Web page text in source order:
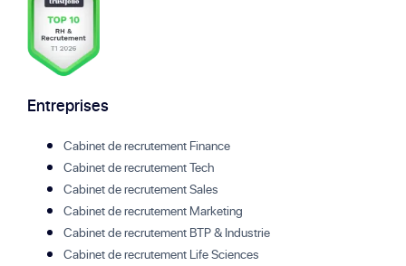
Entreprises
Cabinet de recrutement Finance
Cabinet de recrutement Tech
Cabinet de recrutement Sales
Cabinet de recrutement Marketing
Cabinet de recrutement BTP & Industrie
Cabinet de recrutement Life Sciences